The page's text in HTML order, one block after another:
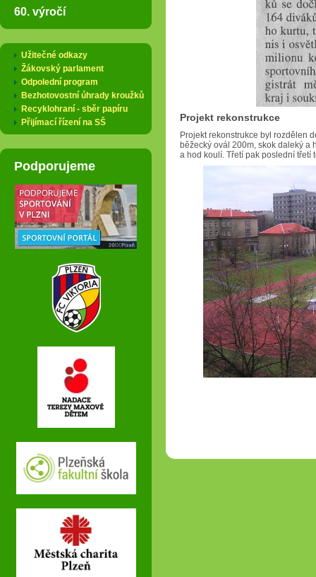
Projekt rekonstrukce
Projekt rekonstrukce byl rozdělen
běžecký ovál 200m, skok daleký a
a hod koulí. Třetí pak poslední třetí
60. výročí
Užitečné odkazy
Žákovský parlament
Odpolední program
Bezhotovostní úhrady kroužků
Recyklohraní - sběr papíru
Přijímací řízení na SŠ
Podporujeme